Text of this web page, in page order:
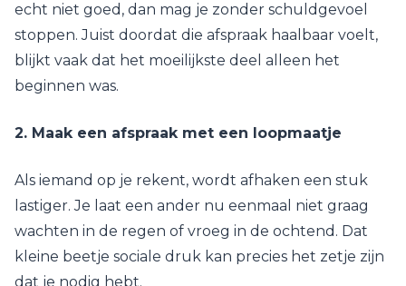
echt niet goed, dan mag je zonder schuldgevoel
stoppen. Juist doordat die afspraak haalbaar voelt,
blijkt vaak dat het moeilijkste deel alleen het
beginnen was.
2. Maak een afspraak met een loopmaatje
Als iemand op je rekent, wordt afhaken een stuk
lastiger. Je laat een ander nu eenmaal niet graag
wachten in de regen of vroeg in de ochtend. Dat
kleine beetje sociale druk kan precies het zetje zijn
dat je nodig hebt.